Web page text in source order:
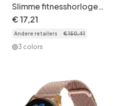
Slimme fitnesshorloge
met hartslagmeter CXI-
00005
€17,21
Andere retailers €150,41
3 colors